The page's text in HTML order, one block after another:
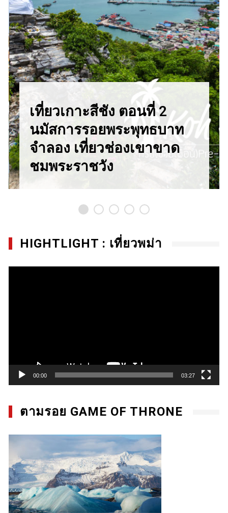
เที่ยวเกาะสีชัง ตอนที่ 2
นมัสการรอยพระพุทธบาท
จำลอง เที่ยวช่องเขาขาด
ชมพระราชวัง
HIGHTLIGHT : เที่ยวพม่า
00:00 03:27
ตามรอย GAME OF THRONE